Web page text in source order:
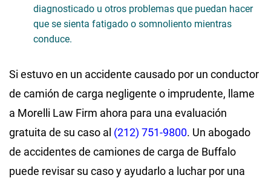
diagnosticado u otros problemas que puedan hacer
que se sienta fatigado o somnoliento mientras
conduce.
Si estuvo en un accidente causado por un conductor
de camión de carga negligente o imprudente, llame
a Morelli Law Firm ahora para una evaluación
gratuita de su caso al (212) 751-9800. Un abogado
de accidentes de camiones de carga de Buffalo
puede revisar su caso y ayudarlo a luchar por una